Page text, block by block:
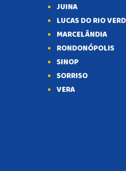
JUINA
LUCAS DO RIO
MARCELÂNDIA
RONDONÓPOLIS
SINOP
SORRISO
VERA